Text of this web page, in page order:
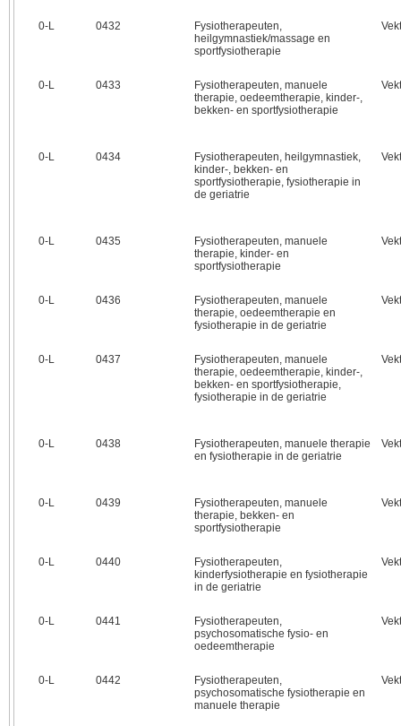
0‑L 0432
Fysiotherapeuten,
heilgymnastiek/massage en
sportfysiotherapie
0‑L 0433
Fysiotherapeuten, manuele
therapie, oedeemtherapie, kinder-,
bekken- en sportfysiotherapie
0‑L 0434
Fysiotherapeuten, heilgymnastiek,
kinder-, bekken- en
sportfysiotherapie, fysiotherapie in
de geriatrie
0‑L 0435
Fysiotherapeuten, manuele
therapie, kinder- en
sportfysiotherapie
0‑L 0436
Fysiotherapeuten, manuele
therapie, oedeemtherapie en
fysiotherapie in de geriatrie
0‑L 0437
Fysiotherapeuten, manuele
therapie, oedeemtherapie, kinder-,
bekken- en sportfysiotherapie,
fysiotherapie in de geriatrie
0‑L 0438
Fysiotherapeuten, manuele therapie
en fysiotherapie in de geriatrie
0‑L 0439
Fysiotherapeuten, manuele
therapie, bekken- en
sportfysiotherapie
0‑L 0440
Fysiotherapeuten,
kinderfysiotherapie en fysiotherapie
in de geriatrie
0‑L 0441
Fysiotherapeuten,
psychosomatische fysio- en
oedeemtherapie
0‑L 0442
Fysiotherapeuten,
psychosomatische fysiotherapie en
manuele therapie